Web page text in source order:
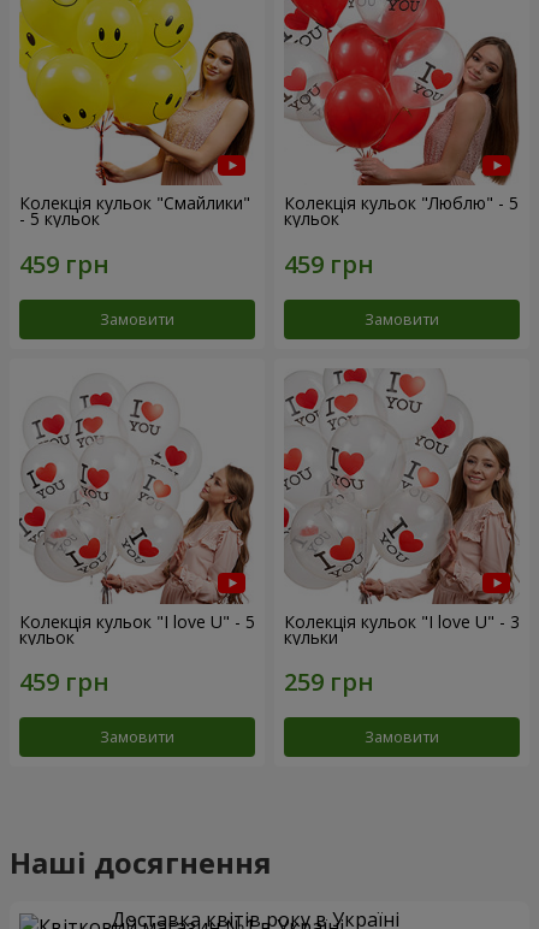
Колекція кульок "Смайлики"
- 5 кульок
Замовити
Колекція кульок "Люблю" - 5
кульок
Замовити
Колекція кульок "I love U" - 5
кульок
Замовити
Колекція кульок "I love U" - 3
кульки
Замовити
Наші досягнення
Доставка квітів року в Україні